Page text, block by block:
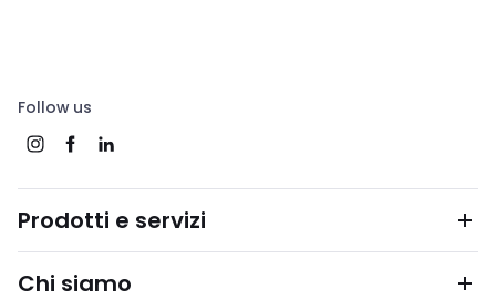
Follow us
Prodotti e servizi
Chi siamo